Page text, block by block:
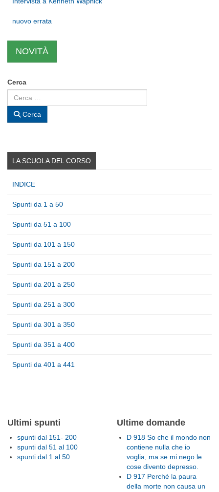
nuovo errata
NOVITÀ
Cerca
Cerca
LA SCUOLA DEL CORSO
INDICE
Spunti da 1 a 50
Spunti da 51 a 100
Spunti da 101 a 150
Spunti da 151 a 200
Spunti da 201 a 250
Spunti da 251 a 300
Spunti da 301 a 350
Spunti da 351 a 400
Spunti da 401 a 441
Ultimi spunti
spunti dal 151- 200
spunti dal 51 al 100
spunti dal 1 al 50
Ultime domande
D 918 So che il mondo non
contiene nulla che io
voglia, ma se mi nego le
cose divento depresso.
D 917 Perché la paura
della morte non causa un